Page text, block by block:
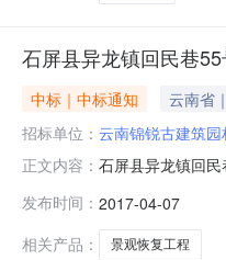
石屏县异龙镇回民巷
中标｜中标通知 云南省
招标单位： 云南锦锐古建筑园
正文内容： 石屏县异龙镇回
定，经谈判小组
（大写：玖拾伍万
发布时间： 2017-04-07
相关产品：
景观恢复工程